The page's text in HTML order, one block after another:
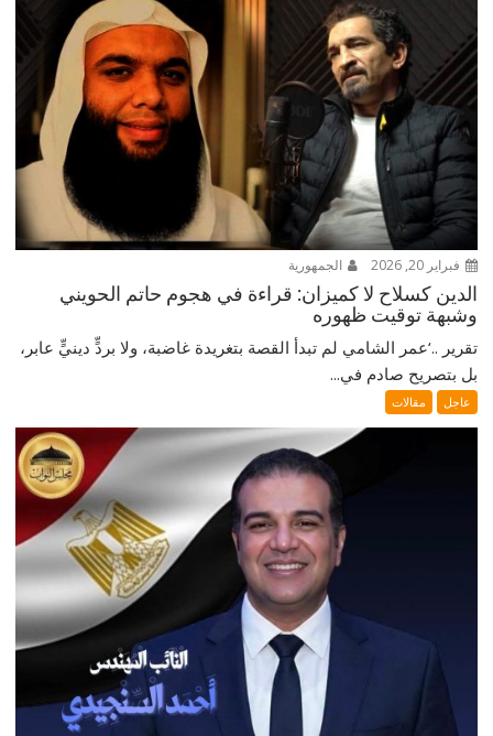
فبراير 20, 2026 الجمهورية
الدين كسلاح لا كميزان: قراءة في هجوم حاتم الحويني
وشبهة توقيت ظهوره
تقرير ..‘عمر الشامي لم تبدأ القصة بتغريدة غاضبة، ولا بردٍّ دينيٍّ عابر،
بل بتصريح صادم في...
عاجل مقالات